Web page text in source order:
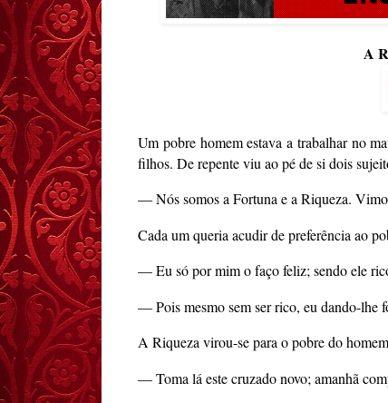
A
Um pobre homem estava a trabalhar no
filhos. De repente viu ao pé de si dois
— Nós somos a Fortuna e a Riqueza.
Cada um queria acudir de preferência ao
— Eu só por mim o faço feliz; sendo ele
— Pois mesmo sem ser rico, eu dando-lhe
A Riqueza virou-se para o pobre do
— Toma lá este cruzado novo; amanhã